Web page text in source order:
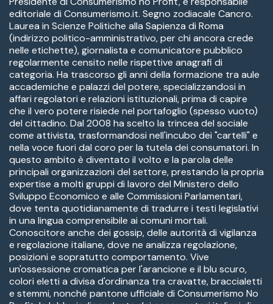
editoriale di Consumerismo.it. Segno zodiacale Cancro.
Laurea in Scienze Politiche alla Sapienza di Roma
(indirizzo politico-amministrativo, per chi ancora crede
nelle etichette), giornalista e comunicatore pubblico
regolarmente censito nelle rispettive anagrafi di
categoria. Ha trascorso gli anni della formazione tra aule
accademiche e palazzi del potere, specializzandosi in
affari regolatori e relazioni istituzionali, prima di capire
che il vero potere risiede nel portafoglio (spesso vuoto)
del cittadino. Dal 2008 ha scelto la trincea del sociale
come attivista, trasformandosi nell'incubo dei "cartelli" e
nella voce fuori dal coro per la tutela dei consumatori. In
questo ambito è diventato il volto e la parola delle
principali organizzazioni del settore, prestando la propria
expertise a molti gruppi di lavoro del Ministero dello
Sviluppo Economico e alle Commissioni Parlamentari,
dove tenta quotidianamente di tradurre i testi legislativi
in una lingua comprensibile ai comuni mortali.
Conoscitore anche dei gossip, delle autorità di vigilanza
e regolazione italiane, dove ne analizza regolazione,
posizioni e sopratutto comportamento. Vive
un'ossessione cromatica per l'arancione e il blu scuro,
colori eletti a divisa d'ordinanza tra cravatte, braccialetti
e stemmi, nonché pantone ufficiale di Consumerismo No